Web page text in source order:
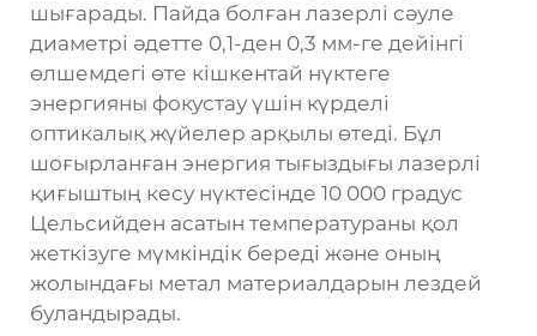
шығарады. Пайда болған лазерлі сәуле
диаметрі әдетте 0,1-ден 0,3 мм-ге дейінгі
өлшемдегі өте кішкентай нүктеге
энергияны фокустау үшін күрделі
оптикалық жүйелер арқылы өтеді. Бұл
шоғырланған энергия тығыздығы лазерлі
қиғыштың кесу нүктесінде 10 000 градус
Цельсийден асатын температураны қол
жеткізуге мүмкіндік береді және оның
жолындағы метал материалдарын лездей
буландырады.